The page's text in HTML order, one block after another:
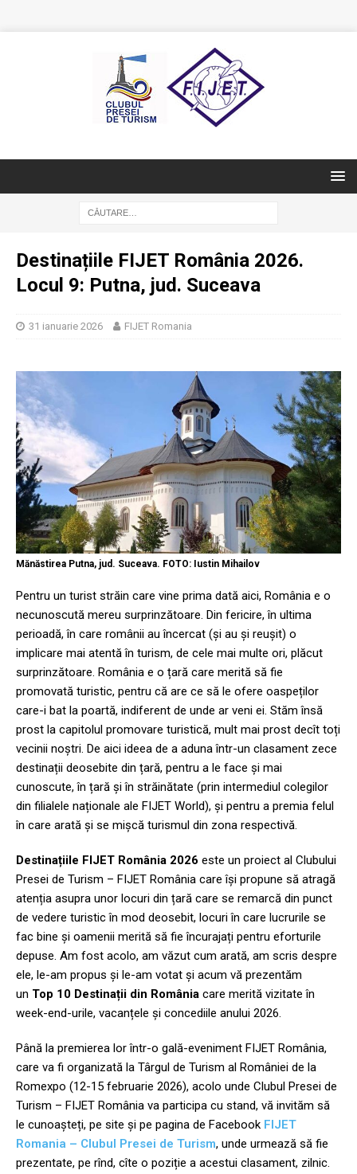
Destinațiile FIJET România 2026.
Locul 9: Putna, jud. Suceava
31 ianuarie 2026 FIJET Romania
Mănăstirea Putna, jud. Suceava. FOTO: Iustin Mihailov
Pentru un turist străin care vine prima dată aici, România e o
necunoscută mereu surprinzătoare. Din fericire, în ultima
perioadă, în care românii au încercat (și au și reușit) o
implicare mai atentă în turism, de cele mai multe ori, plăcut
surprinzătoare. România e o țară care merită să fie
promovată turistic, pentru că are ce să le ofere oaspeților
care-i bat la poartă, indiferent de unde ar veni ei. Stăm însă
prost la capitolul promovare turistică, mult mai prost decît toți
vecinii noștri. De aici ideea de a aduna într-un clasament zece
destinații deosebite din țară, pentru a le face și mai
cunoscute, în țară și în străinătate (prin intermediul colegilor
din filialele naționale ale FIJET World), și pentru a premia felul
în care arată și se mișcă turismul din zona respectivă.
Destinațiile FIJET România 2026 este un proiect al Clubului
Presei de Turism – FIJET România care își propune să atragă
atenția asupra unor locuri din țară care se remarcă din punct
de vedere turistic în mod deosebit, locuri în care lucrurile se
fac bine și oamenii merită să fie încurajați pentru eforturile
depuse. Am fost acolo, am văzut cum arată, am scris despre
ele, le-am propus și le-am votat și acum vă prezentăm
un Top 10 Destinații din România care merită vizitate în
week-end-urile, vacanțele și concediile anului 2026.
Până la premierea lor într-o gală-eveniment FIJET România,
care va fi organizată la Târgul de Turism al României de la
Romexpo (12-15 februarie 2026), acolo unde Clubul Presei de
Turism – FIJET România va participa cu stand, vă invităm să
le cunoașteți, pe site și pe pagina de Facebook FIJET
Romania – Clubul Presei de Turism, unde urmează să fie
prezentate, pe rînd, cîte o poziție a acestui clasament, zilnic.